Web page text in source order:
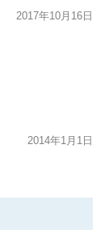
2017年10月16日
2014年1月1日